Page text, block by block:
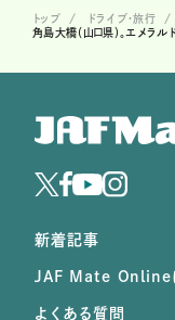
トップ ドライブ･旅行
角島大橋（山口県）。エメラ
新着記事
JAF Mate Online
よくある質問